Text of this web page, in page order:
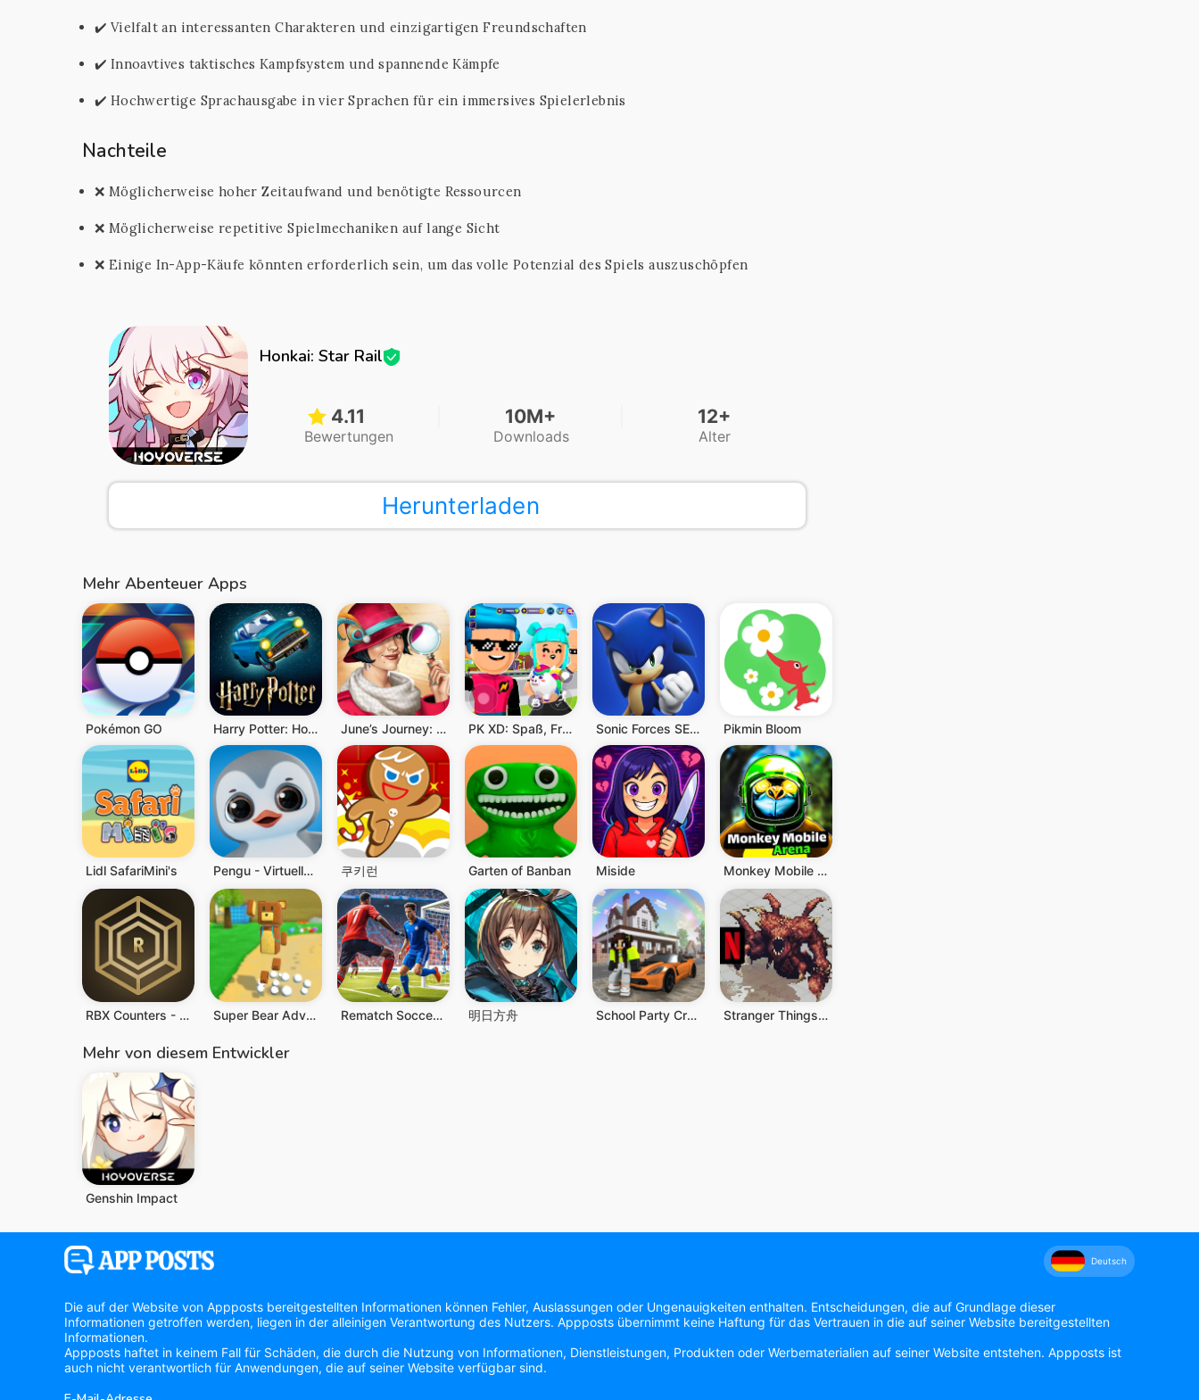
✔️ Vielfalt an interessanten Charakteren und einzigartigen Freundschaften
✔️ Innoavtives taktisches Kampfsystem und spannende Kämpfe
✔️ Hochwertige Sprachausgabe in vier Sprachen für ein immersives Spielerlebnis
Nachteile
❌ Möglicherweise hoher Zeitaufwand und benötigte Ressourcen
❌ Möglicherweise repetitive Spielmechaniken auf lange Sicht
❌ Einige In-App-Käufe könnten erforderlich sein, um das volle Potenzial des Spiels auszuschöpfen
Honkai: Star Rail
4.11
Bewertungen
10M+
Downloads
12+
Alter
Herunterladen
Mehr Abenteuer Apps
Pokémon GO Harry Potter: Hogwarts Mystery June’s Journey: Suchspiel PK XD: Spaß, Freunde, Spiele Sonic Forces SEGA Lauf Spiele Pikmin Bloom
Lidl SafariMini's Pengu - Virtuelle Haustiere 쿠키런 Garten of Banban Miside Monkey Mobile Arena
RBX Counters - Get Rbux Calc Super Bear Adventure Rematch Soccer Rival Football 明日方舟 School Party Craft Stranger Things 3: Das Spiel
Mehr von diesem Entwickler
Genshin Impact
Deutsch
Die auf der Website von Appposts bereitgestellten Informationen können Fehler, Auslassungen oder Ungenauigkeiten enthalten. Entscheidungen, die auf Grundlage dieser
Informationen getroffen werden, liegen in der alleinigen Verantwortung des Nutzers. Appposts übernimmt keine Haftung für das Vertrauen in die auf seiner Website bereitgestellten
Informationen.
Appposts haftet in keinem Fall für Schäden, die durch die Nutzung von Informationen, Dienstleistungen, Produkten oder Werbematerialien auf seiner Website entstehen. Appposts ist
auch nicht verantwortlich für Anwendungen, die auf seiner Website verfügbar sind.